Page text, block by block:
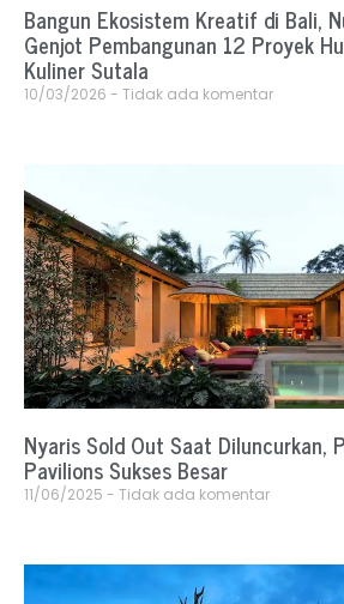
Bangun Ekosistem Kreatif di Bali,
Genjot Pembangunan 12 Proyek
Kuliner Sutala
10/03/2026 Tidak ada komentar
Nyaris Sold Out Saat Diluncurkan,
Pavilions Sukses Besar
11/06/2025 Tidak ada komentar